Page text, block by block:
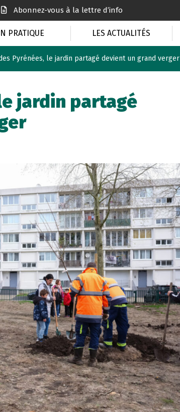
Abonnez-vous à la lettre d’info
PRATIQUE LES ACTUALITÉS
Pyrénées, le jardin partagé devient un grand verger
jardin partagé